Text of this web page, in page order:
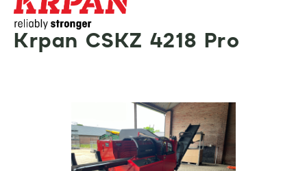
Krpan CSKZ 4218 Pro